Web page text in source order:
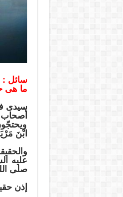
سائل :
ما هى
سيدى
أصحاب
ابْنَ
عليه
صلى
إذن